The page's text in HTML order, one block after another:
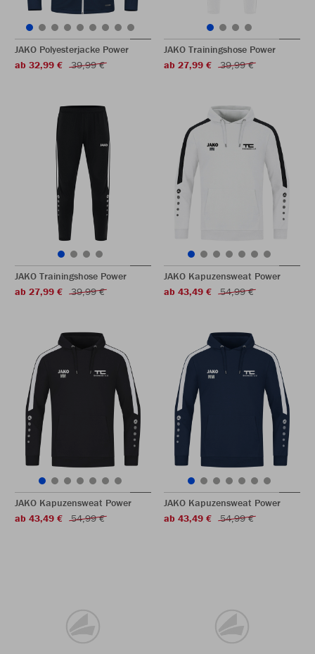
JAKO Polyesterjacke Power
ab 32,99 €
39,99 €
JAKO Trainingshose Power
ab 27,99 €
39,99 €
JAKO Trainingshose Power
ab 27,99 €
39,99 €
JAKO Kapuzensweat Power
ab 43,49 €
54,99 €
JAKO Kapuzensweat Power
ab 43,49 €
54,99 €
JAKO Kapuzensweat Power
ab 43,49 €
54,99 €